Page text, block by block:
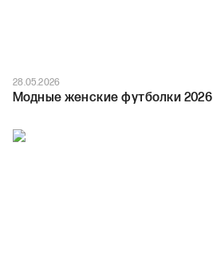
28.05.2026
Модные женские футболки 2026